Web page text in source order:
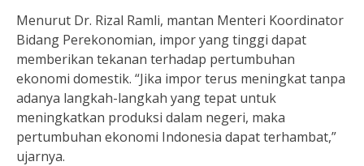
Menurut Dr. Rizal Ramli, mantan Menteri Koordinator
Bidang Perekonomian, impor yang tinggi dapat
memberikan tekanan terhadap pertumbuhan
ekonomi domestik. “Jika impor terus meningkat tanpa
adanya langkah-langkah yang tepat untuk
meningkatkan produksi dalam negeri, maka
pertumbuhan ekonomi Indonesia dapat terhambat,”
ujarnya.